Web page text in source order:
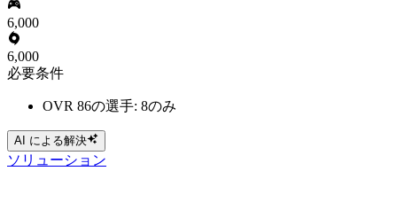
6,000
6,000
必要条件
OVR 86の選手: 8のみ
AI による解決
ソリューション